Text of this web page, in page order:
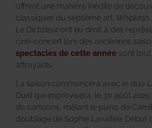
offrent une manière inédite de
classiques du septième art. Whiplash,
Le Dictateur ont eu droit à des
ciné-concert lors des anciennes
spectacles de cette année sont tout
attrayants.
La saison commencera avec le duo
Duet qui improvisera, le 30 août
de cartoons, mêlant le piano de
doublage de Sophie Lavallée. Début